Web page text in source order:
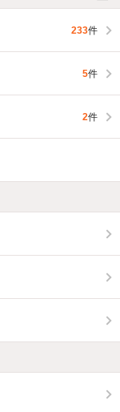
233件
5件
2件